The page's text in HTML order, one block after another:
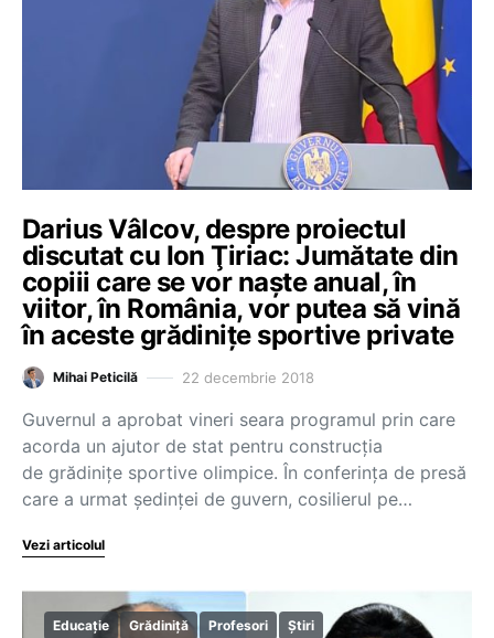
Darius Vâlcov, despre proiectul
discutat cu Ion Ţiriac: Jumătate din
copiii care se vor naşte anual, în
viitor, în România, vor putea să vină
în aceste grădiniţe sportive private
Mihai Peticilă 22 decembrie 2018
Guvernul a aprobat vineri seara programul prin care
acorda un ajutor de stat pentru construcţia
de grădiniţe sportive olimpice. În conferinţa de presă
care a urmat şedinţei de guvern, cosilierul pe…
Vezi articolul
Educație Grădiniță Profesori Știri